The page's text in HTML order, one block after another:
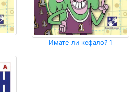
Имате ли кефало? 1